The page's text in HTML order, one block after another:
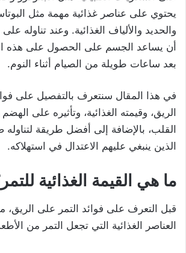
يحتوي على عناصر غذائية مهمة مثل
والحديد والألياف الغذائية. وعند تناوله
أن يساعد الجسم على الحصول على هذه
بعد ساعات طويلة من الصيام أثناء النوم.
في هذا المقال سنتعرف بالتفصيل على
الريق، وقيمته الغذائية، وتأثيره على
القلب، بالإضافة إلى أفضل طريقة
الذين ينبغي عليهم الاعتدال في استهلاكه.
ما هي القيمة الغذائية
قبل التعرف على فوائد التمر على الريق،
العناصر الغذائية التي تجعل التمر من